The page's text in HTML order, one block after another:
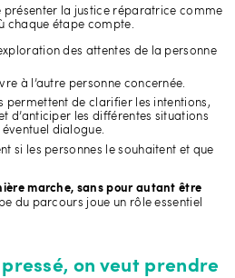
présenter la justice réparatrice comme
chaque étape compte.
des attentes de la personne
à l’autre personne concernée.
permettent de clarifier les intentions,
d’anticiper les différentes situations
dialogue.
si les personnes le souhaitent et que
marche, sans pour autant être
du parcours joue un rôle essentiel
on veut prendre